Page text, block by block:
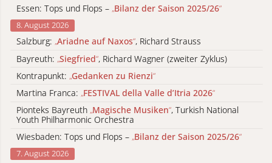
Essen: Tops und Flops – „Bilanz der Saison 2025/26“
8. August 2026
Salzburg: „Ariadne auf Naxos“, Richard Strauss
Bayreuth: „Siegfried“, Richard Wagner (zweiter Zyklus)
Kontrapunkt: „Gedanken zu Rienzi“
Martina Franca: „FESTIVAL della Valle d’Itria 2026“
Pionteks Bayreuth „Magische Musiken“, Turkish National
Youth Philharmonic Orchestra
Wiesbaden: Tops und Flops – „Bilanz der Saison 2025/26“
7. August 2026